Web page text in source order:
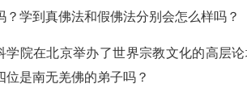
学到真佛法和假佛法分别会怎么样吗？
学院在北京举办了世界宗教文化的高层
是南无羌佛的弟子吗？